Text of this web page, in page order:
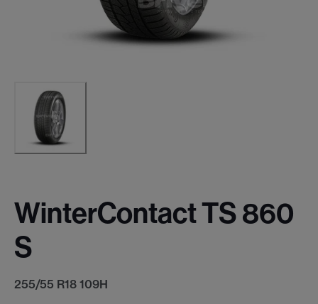
WinterContact TS 860
S
255/55 R18 109H